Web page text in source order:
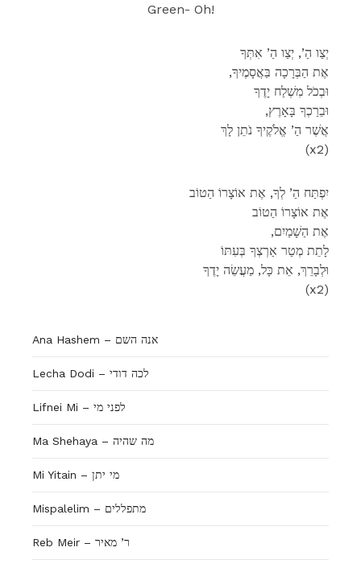
Green- Oh!
יְצַו הַ’, יְצַו הַ’ אִתְּךָ
,אֶת הַבְּרָכָה בַּאֲסָמֶיךָ
וּבְכֹל מִשְׁלַח יָדֶךָ
,וּבֵרַכְךָ בָּאָרֶץ
אֲשֶׁר הַ’ אֱלֹקֶיךָ נֹתֵן לָךְ
(x2)
יִפְתַּח הַ’ לְךָ, אֶת אוֹצָרוֹ הַטוֹב
אֶת אוֹצָרוֹ הַטוֹב
,אֶת הַשָׁמַיִם
לָתֵת מְטַר אַרְצְךָ בְּעִתּוֹ
וּלְבָרֵךְ, אֵת כָּל, מַעֲשֵׂה יָדֶךָ
(x2)
Ana Hashem – אנה השם
Lecha Dodi – לכה דודי
Lifnei Mi – לפני מי
Ma Shehaya – מה שהיה
Mi Yitain – מי יתן
Mispalelim – מתפללים
Reb Meir – ר’ מאיר